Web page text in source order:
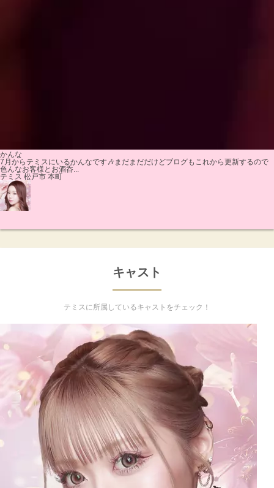
かんな
7月からテミスにいるかんなです🎶まだまだだけどブログもこれから更新するので
色んなお客様とお酒呑...
テミス 松戸市 本町
キャスト
テミスに所属しているキャストをチェック！